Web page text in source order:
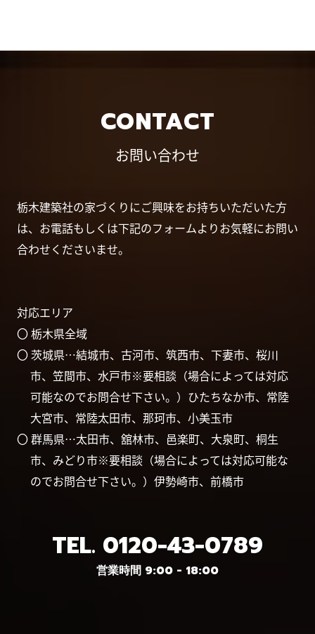
CONTACT
お問い合わせ
栃木建築社の家づくりにご興味をお持ちいただいた方
は、お電話もしくは下記のフォームよりお気軽にお問い
合わせくださいませ。
対応エリア
〇 栃木県全域
〇 茨城県…結城市、古河市、筑西市、下妻市、桜川
市、笠間市、水戸市※要相談（場合によっては対応
可能なのでお問合せ下さい。）ひたちなか市、常陸
大宮市、常陸太田市、那珂市、小美玉市
〇 群馬県…太田市、舘林市、邑楽町、大泉町、桐生
市、みどり市※要相談（場合によっては対応可能な
のでお問合せ下さい。）伊勢崎市、前橋市
TEL. 0120-43-0789
営業時間 9:00 - 18:00